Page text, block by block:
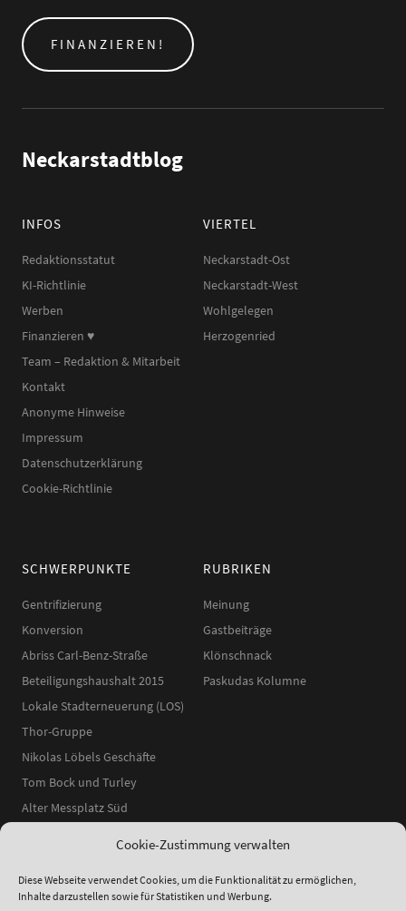
Cookie-Zustimmung verwalten
Diese Webseite verwendet Cookies, um die Funktionalität zu ermöglichen,
Inhalte darzustellen sowie für Statistiken und Werbung.
FINANZIEREN!
Neckarstadtblog
INFOS
Redaktionsstatut
KI-Richtlinie
Werben
Finanzieren ♥︎
Team – Redaktion & Mitarbeit
Kontakt
Anonyme Hinweise
Impressum
Datenschutzerklärung
Cookie-Richtlinie
VIERTEL
Neckarstadt-Ost
Neckarstadt-West
Wohlgelegen
Herzogenried
SCHWERPUNKTE
Gentrifizierung
Konversion
Abriss Carl-Benz-Straße
Beteiligungshaushalt 2015
Lokale Stadterneuerung (LOS)
Thor-Gruppe
Nikolas Löbels Geschäfte
Tom Bock und Turley
Alter Messplatz Süd
RUBRIKEN
Meinung
Gastbeiträge
Klönschnack
Paskudas Kolumne